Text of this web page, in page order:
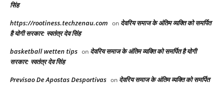
सिंह
https://rootiness.techzenau.com on देवरिय समाज के अंतिम व्यक्ति को समर्पित
है योगी सरकार: स्वतंत्र देव सिंह
basketball wetten tips on देवरिय समाज के अंतिम व्यक्ति को समर्पित है योगी
सरकार: स्वतंत्र देव सिंह
Previsao De Apostas Desportivas on देवरिय समाज के अंतिम व्यक्ति को समर्पित